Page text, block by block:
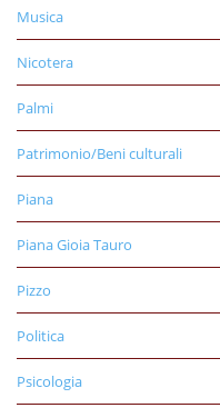
Musica
Nicotera
Palmi
Patrimonio/Beni culturali
Piana
Piana Gioia Tauro
Pizzo
Politica
Psicologia